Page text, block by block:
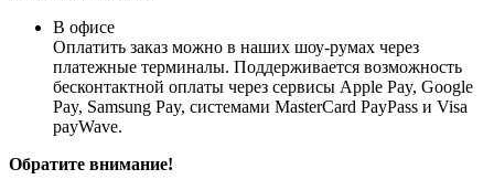
В офисе
Оплатить заказ можно в наших шоу-румах через
платежные терминалы. Поддерживается возможность
бесконтактной оплаты через сервисы Apple Pay, Google
Pay, Samsung Pay, системами MasterCard PayPass и Visa
payWave.
Обратите внимание!